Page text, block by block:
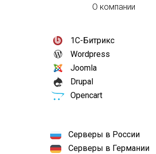
О компании
1С-Битрикс
Wordpress
Joomla
Drupal
Opencart
Серверы в России
Серверы в Германии